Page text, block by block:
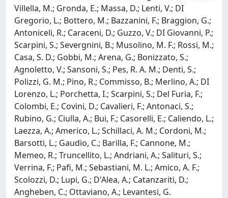
Villella, M.; Gronda, E.; Massa, D.; Lenti, V.; DI
Gregorio, L.; Bottero, M.; Bazzanini, F.; Braggion, G.;
Antoniceli, R.; Caraceni, D.; Guzzo, V.; DI Giovanni, P.;
Scarpini, S.; Severgnini, B.; Musolino, M. F.; Rossi, M.;
Casa, S. D.; Gobbi, M.; Arena, G.; Bonizzato, S.;
Agnoletto, V.; Sansoni, S.; Pes, R. A. M.; Denti, S.;
Polizzi, G. M.; Pino, R.; Commisso, B.; Merlino, A.; DI
Lorenzo, L.; Porchetta, I.; Scarpini, S.; Del Furia, F.;
Colombi, E.; Covini, D.; Cavalieri, F.; Antonaci, S.;
Rubino, G.; Ciulla, A.; Bui, F.; Casorelli, E.; Caliendo, L.;
Laezza, A.; Americo, L.; Schillaci, A. M.; Cordoni, M.;
Barsotti, L.; Gaudio, C.; Barilla, F.; Cannone, M.;
Memeo, R.; Truncellito, L.; Andriani, A.; Salituri, S.;
Verrina, F.; Pafi, M.; Sebastiani, M. L.; Amico, A. F.;
Scolozzi, D.; Lupi, G.; D'Alea, A.; Catanzariti, D.;
Angheben, C.; Ottaviano, A.; Levantesi, G.